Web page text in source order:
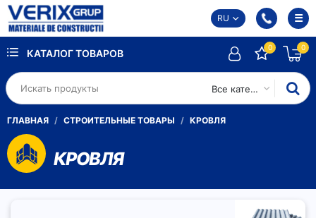
RU
КАТАЛОГ ТОВАРОВ
Все категории
0 0
ГЛАВНАЯ СТРОИТЕЛЬНЫЕ ТОВАРЫ КРОВЛЯ
КРОВЛЯ